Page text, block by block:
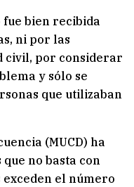
fue bien recibida
ni por las
civil, por considerar
y sólo se
que utilizaban
(MUCD) ha
no basta con
el número